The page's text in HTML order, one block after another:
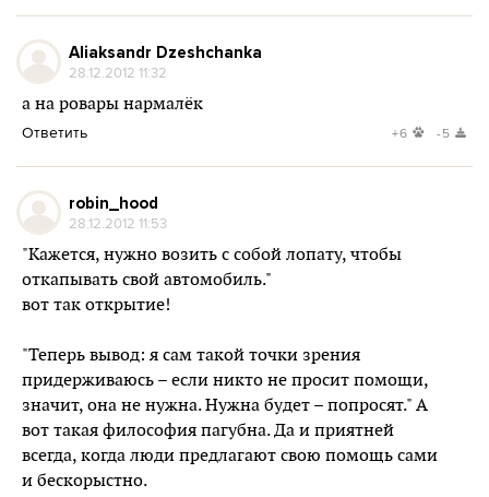
Aliaksandr Dzeshchanka
28.12.2012 11:32
а на ровары нармалёк
Ответить +6 -5
robin_hood
28.12.2012 11:53
"Кажется, нужно возить с собой лопату, чтобы
откапывать свой автомобиль."
вот так открытие!
"Теперь вывод: я сам такой точки зрения
придерживаюсь – если никто не просит помощи,
значит, она не нужна. Нужна будет – попросят." А
вот такая философия пагубна. Да и приятней
всегда, когда люди предлагают свою помощь сами
и бескорыстно.